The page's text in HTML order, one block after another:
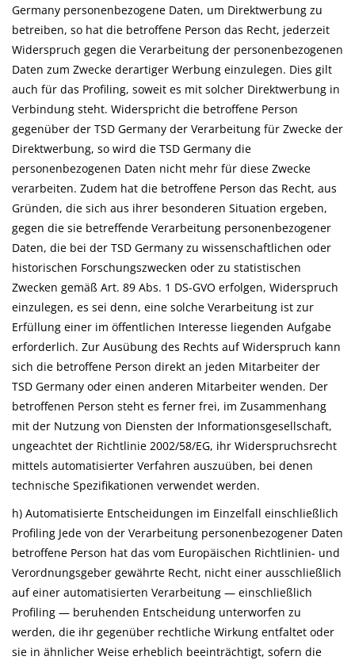
Germany personenbezogene Daten, um Direktwerbung zu
betreiben, so hat die betroffene Person das Recht, jederzeit
Widerspruch gegen die Verarbeitung der personenbezogenen
Daten zum Zwecke derartiger Werbung einzulegen. Dies gilt
auch für das Profiling, soweit es mit solcher Direktwerbung in
Verbindung steht. Widerspricht die betroffene Person
gegenüber der TSD Germany der Verarbeitung für Zwecke der
Direktwerbung, so wird die TSD Germany die
personenbezogenen Daten nicht mehr für diese Zwecke
verarbeiten. Zudem hat die betroffene Person das Recht, aus
Gründen, die sich aus ihrer besonderen Situation ergeben,
gegen die sie betreffende Verarbeitung personenbezogener
Daten, die bei der TSD Germany zu wissenschaftlichen oder
historischen Forschungszwecken oder zu statistischen
Zwecken gemäß Art. 89 Abs. 1 DS-GVO erfolgen, Widerspruch
einzulegen, es sei denn, eine solche Verarbeitung ist zur
Erfüllung einer im öffentlichen Interesse liegenden Aufgabe
erforderlich. Zur Ausübung des Rechts auf Widerspruch kann
sich die betroffene Person direkt an jeden Mitarbeiter der
TSD Germany oder einen anderen Mitarbeiter wenden. Der
betroffenen Person steht es ferner frei, im Zusammenhang
mit der Nutzung von Diensten der Informationsgesellschaft,
ungeachtet der Richtlinie 2002/58/EG, ihr Widerspruchsrecht
mittels automatisierter Verfahren auszuüben, bei denen
technische Spezifikationen verwendet werden.
h) Automatisierte Entscheidungen im Einzelfall einschließlich
Profiling Jede von der Verarbeitung personenbezogener Daten
betroffene Person hat das vom Europäischen Richtlinien- und
Verordnungsgeber gewährte Recht, nicht einer ausschließlich
auf einer automatisierten Verarbeitung — einschließlich
Profiling — beruhenden Entscheidung unterworfen zu
werden, die ihr gegenüber rechtliche Wirkung entfaltet oder
sie in ähnlicher Weise erheblich beeinträchtigt, sofern die